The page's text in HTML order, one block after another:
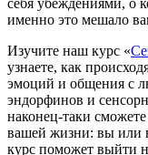
себя убеждениями, о
именно это мешало
Изучите наш курс «
узнаете, как
эмоций и общения с
эндорфинов и
наконец-таки
вашей жизни: вы или
курс поможет выйти